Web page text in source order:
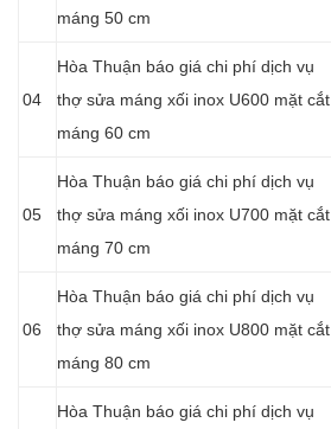
máng 50 cm
04
Hòa Thuận báo giá chi phí dịch vụ
thợ sửa máng xối inox U600 mặt cắt
máng 60 cm
05
Hòa Thuận báo giá chi phí dịch vụ
thợ sửa máng xối inox U700 mặt cắt
máng 70 cm
06
Hòa Thuận báo giá chi phí dịch vụ
thợ sửa máng xối inox U800 mặt cắt
máng 80 cm
Hòa Thuận báo giá chi phí dịch vụ